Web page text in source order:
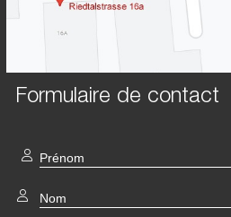
Formulaire de contact